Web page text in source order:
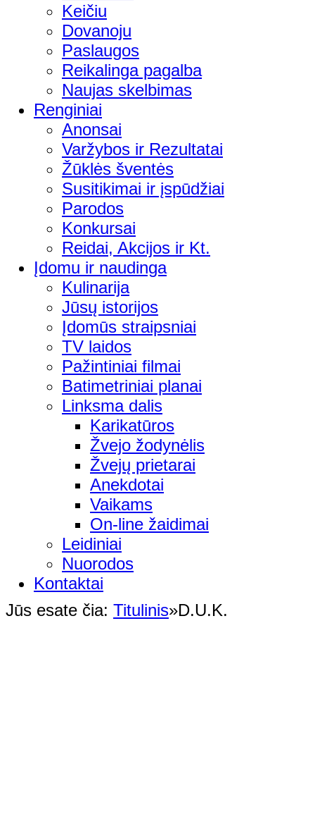
Keičiu
Dovanoju
Paslaugos
Reikalinga pagalba
Naujas skelbimas
Renginiai
Anonsai
Varžybos ir Rezultatai
Žūklės šventės
Susitikimai ir įspūdžiai
Parodos
Konkursai
Reidai, Akcijos ir Kt.
Įdomu ir naudinga
Kulinarija
Jūsų istorijos
Įdomūs straipsniai
TV laidos
Pažintiniai filmai
Batimetriniai planai
Linksma dalis
Karikatūros
Žvejo žodynėlis
Žvejų prietarai
Anekdotai
Vaikams
On-line žaidimai
Leidiniai
Nuorodos
Kontaktai
Jūs esate čia: Titulinis»D.U.K.